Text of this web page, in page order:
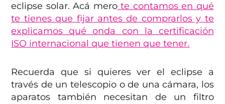
eclipse solar. Acá merote contamos en qué
te tienes que fijar antes de comprarlos y te
explicamos qué onda con la certificación
ISO internacional que tienen que tener.
Recuerda que si quieres ver el eclipse a
través de un telescopio o de una cámara, los
aparatos también necesitan de un filtro